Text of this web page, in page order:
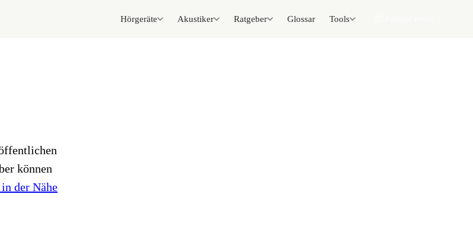
Hörgeräte Akustiker Ratgeber Glossar Tools
können
der Nähe